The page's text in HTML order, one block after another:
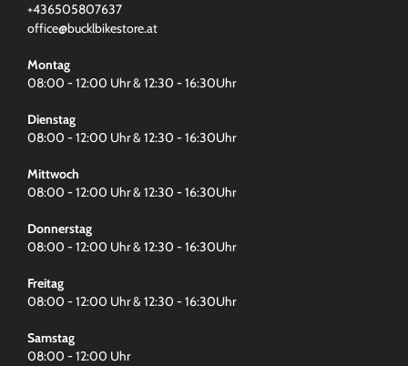
+436505807637
office@bucklbikestore.at
Montag
08:00 - 12:00 Uhr & 12:30 - 16:30Uhr
Dienstag
08:00 - 12:00 Uhr & 12:30 - 16:30Uhr
Mittwoch
08:00 - 12:00 Uhr & 12:30 - 16:30Uhr
Donnerstag
08:00 - 12:00 Uhr & 12:30 - 16:30Uhr
Freitag
08:00 - 12:00 Uhr & 12:30 - 16:30Uhr
Samstag
08:00 - 12:00 Uhr